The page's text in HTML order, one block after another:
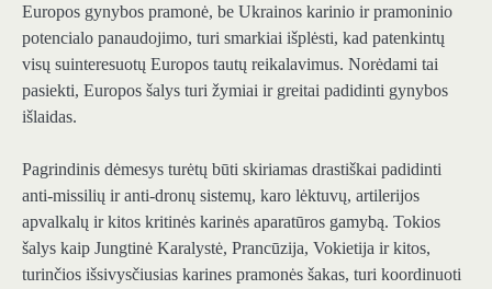
Europos gynybos pramonė, be Ukrainos karinio ir pramoninio
potencialo panaudojimo, turi smarkiai išplėsti, kad patenkintų
visų suinteresuotų Europos tautų reikalavimus. Norėdami tai
pasiekti, Europos šalys turi žymiai ir greitai padidinti gynybos
išlaidas.
Pagrindinis dėmesys turėtų būti skiriamas drastiškai padidinti
anti-missilių ir anti-dronų sistemų, karo lėktuvų, artilerijos
apvalkalų ir kitos kritinės karinės aparatūros gamybą. Tokios
šalys kaip Jungtinė Karalystė, Prancūzija, Vokietija ir kitos,
turinčios išsivysčiusias karines pramonės šakas, turi koordinuoti